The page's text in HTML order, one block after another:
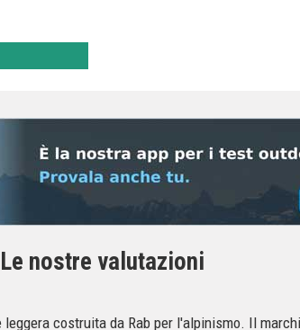
Le nostre valutazioni
leggera costruita da Rab per l'alpinismo. Il